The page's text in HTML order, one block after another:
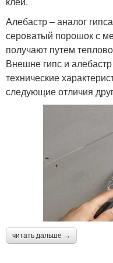
Алебастр – аналог
сероватый порошок с
получают путем
Внешне гипс и
технические
следующие отличия
читать дальше →